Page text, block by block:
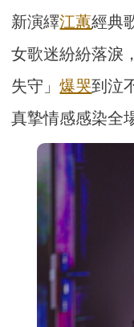
新演繹江蕙經典
女歌迷紛紛落淚
失守」爆哭到泣
真摯情感感染全